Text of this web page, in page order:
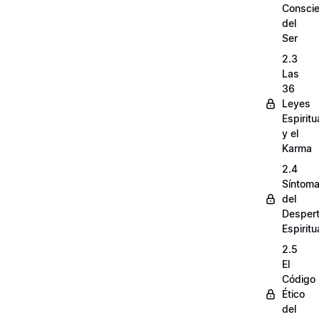
del
Ser
2.3
Las
36
Leyes
y el
Karma
2.4
del
2.5
El
Código
Ético
del